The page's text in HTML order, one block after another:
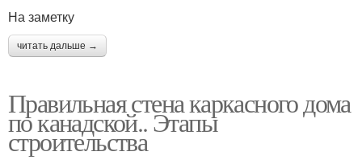
На заметку
читать дальше →
Правильная стена каркасного дома
по канадской.. Этапы
строительства